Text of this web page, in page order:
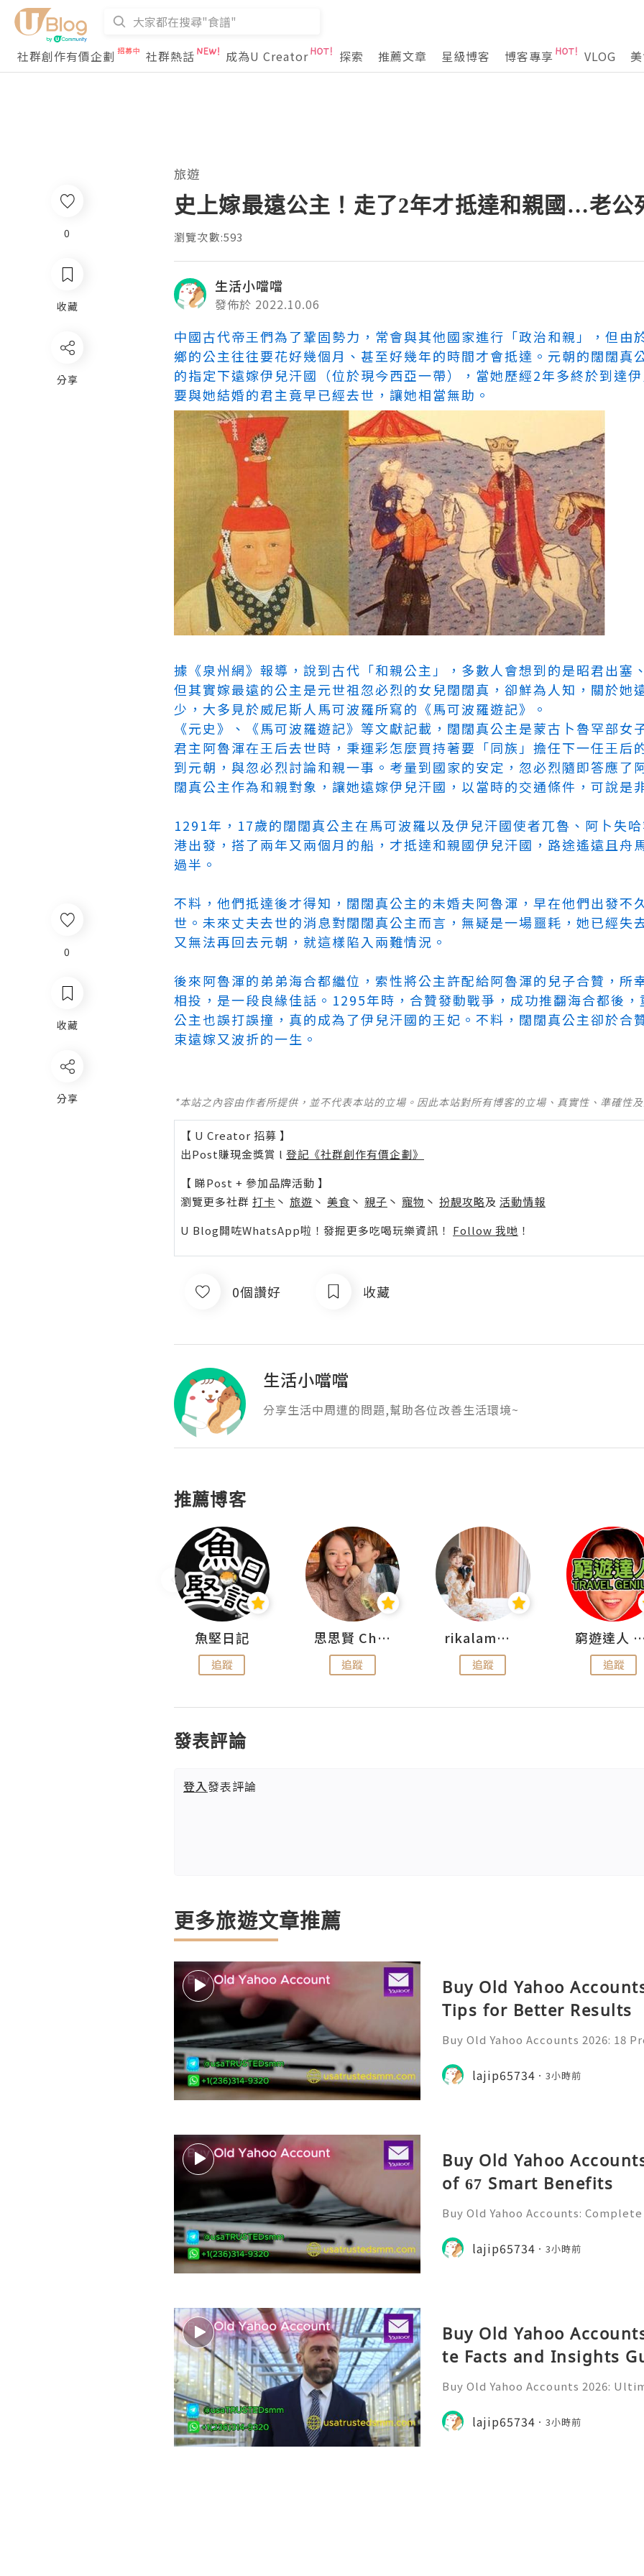
社群創作有價企劃 社群熱話 成為U Creator 探索 推薦文章 星級博客 博客專享 VLOG
0
收藏
分享
旅遊
史上嫁最遠公主！走了2年才抵達和親國…老公
瀏覽次數:593
生活小噹噹
發佈於 2022.10.06
中國古代帝王們為了鞏固勢力，常會與其他國家進行「政治和親」，但由
鄉的公主往往要花好幾個月、甚至好幾年的時間才會抵達。元朝的闊闊真
的指定下遠嫁伊兒汗國（位於現今西亞一帶），當她歷經2年多終於到達
要與她結婚的君主竟早已經去世，讓她相當無助。
據《泉州網》報導，說到古代「和親公主」，多數人會想到的是昭君出塞
但其實嫁最遠的公主是元世祖忽必烈的女兒闊闊真，卻鮮為人知，關於她
少，大多見於威尼斯人馬可波羅所寫的《馬可波羅遊記》。
《元史》、《馬可波羅遊記》等文獻記載，闊闊真公主是蒙古卜魯罕部
君主阿魯渾在王后去世時，秉運彩怎麼買持著要「同族」擔任下一任王后
到元朝，與忽必烈討論和親一事。考量到國家的安定，忽必烈隨即答應了
闊真公主作為和親對象，讓她遠嫁伊兒汗國，以當時的交通條件，可說是
1291年，17歲的闊闊真公主在馬可波羅以及伊兒汗國使者兀魯、阿卜失
港出發，搭了兩年又兩個月的船，才抵達和親國伊兒汗國，路途遙遠且舟
過半。
不料，他們抵達後才得知，闊闊真公主的未婚夫阿魯渾，早在他們出發不
世。未來丈夫去世的消息對闊闊真公主而言，無疑是一場噩耗，她已經失
又無法再回去元朝，就這樣陷入兩難情況。
後來阿魯渾的弟弟海合都繼位，索性將公主許配給阿魯渾的兒子合贊，所
相投，是一段良緣佳話。1295年時，合贊發動戰爭，成功推翻海合都後
公主也誤打誤撞，真的成為了伊兒汗國的王妃。不料，闊闊真公主卻於合
束遠嫁又波折的一生。
*本站之內容由作者所提供，並不代表本站的立場。因此本站對所有博客的立場、真實性、準確性
【 U Creator 招募 】
出Post賺現金獎賞 l 登記《社群創作有價企劃》
【 睇Post + 參加品牌活動 】
瀏覽更多社群 打卡 丶 旅遊 丶 美食 丶 親子 丶 寵物 丶 扮靚攻略及 活動情報
U Blog開咗WhatsApp啦！發掘更多吃喝玩樂資訊！ Follow 我哋 ！
0個讚好 收藏
生活小噹噹
分享生活中周遭的問題,幫助各位改善生活環境~
推薦博客
魚堅日記
追蹤
思思賢 ChillMyBabe
追蹤
rikalammm
追蹤
窮遊達人
追蹤
發表評論
登入發表評論
更多旅遊文章推薦
Buy Old Yahoo
Tips for Better Results
Buy Old Yahoo Accounts 2026: 18
messages, professional
projects, subscriptio
lajip65734 3小時前
Buy Old Yahoo
of 67 Smart Benefits
Buy Old Yahoo Accounts:
for many years. Individuals,
ine professionals us
lajip65734 3小時前
Buy Old Yahoo
te Facts and Insights
Buy Old Yahoo Accounts 2026:
or personal communication,
nline subscriptions, freel
lajip65734 3小時前
0
收藏
分享